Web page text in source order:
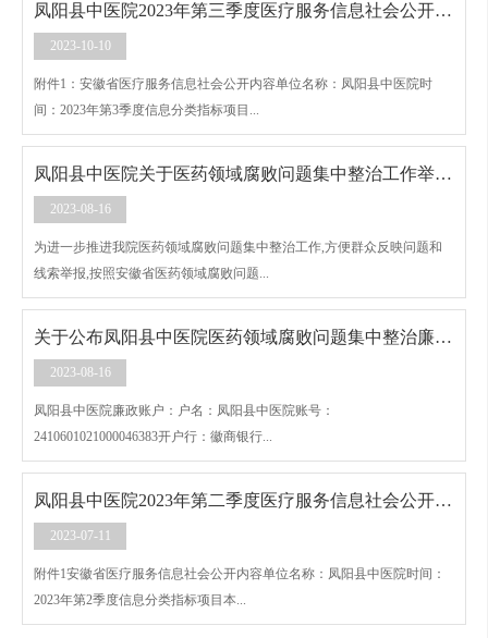
凤阳县中医院2023年第三季度医疗服务信息社会公开内容
2023-10-10
附件1：安徽省医疗服务信息社会公开内容单位名称：凤阳县中医院时
间：2023年第3季度信息分类指标项目...
凤阳县中医院关于医药领域腐败问题集中整治工作举报方式的公示
2023-08-16
为进一步推进我院医药领域腐败问题集中整治工作,方便群众反映问题和
线索举报,按照安徽省医药领域腐败问题...
关于公布凤阳县中医院医药领域腐败问题集中整治廉政账户的公告
2023-08-16
凤阳县中医院廉政账户：户名：凤阳县中医院账号：
2410601021000046383开户行：徽商银行...
凤阳县中医院2023年第二季度医疗服务信息社会公开内容
2023-07-11
附件1安徽省医疗服务信息社会公开内容单位名称：凤阳县中医院时间：
2023年第2季度信息分类指标项目本...